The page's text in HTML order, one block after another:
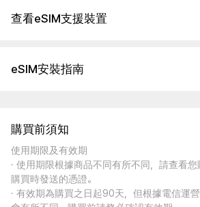
查看eSIM支援裝置
eSIM安裝指南
購買前須知
使用期限及有效期
· 使用期限根據商品不同有所不同，請查看
購買時發送的憑證。
· 有效期為購買之日起90天，但根據電信運